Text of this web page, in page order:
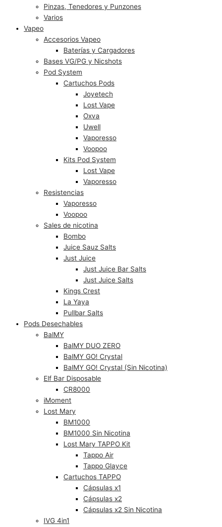
Pinzas, Tenedores y Punzones
Varios
Vapeo
Accesorios Vapeo
Baterías y Cargadores
Bases VG/PG y Nicshots
Pod System
Cartuchos Pods
Joyetech
Lost Vape
Oxva
Uwell
Vaporesso
Voopoo
Kits Pod System
Lost Vape
Vaporesso
Resistencias
Vaporesso
Voopoo
Sales de nicotina
Bombo
Juice Sauz Salts
Just Juice
Just Juice Bar Salts
Just Juice Salts
Kings Crest
La Yaya
Pullbar Salts
Pods Desechables
BalMY
BalMY DUO ZERO
BalMY GO! Crystal
BalMY GO! Crystal (Sin Nicotina)
Elf Bar Disposable
CR8000
iMoment
Lost Mary
BM1000
BM1000 Sin Nicotina
Lost Mary TAPPO Kit
Tappo Air
Tappo Glayce
Cartuchos TAPPO
Cápsulas x1
Cápsulas x2
Cápsulas x2 Sin Nicotina
IVG 4in1